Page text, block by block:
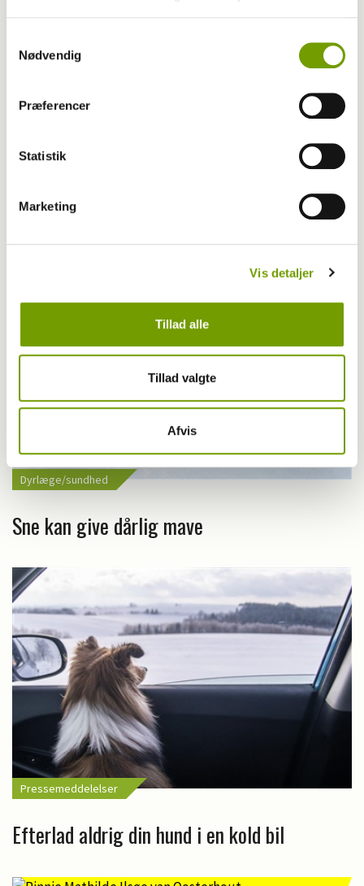
Nødvendig
Præferencer
Statistik
Marketing
Vis detaljer
Tillad alle
Tillad valgte
Afvis
Fem gode råd til at få trænet med din hund
Dyrlæge/sundhed
Sne kan give dårlig mave
Pressemeddelelser
Efterlad aldrig din hund i en kold bil